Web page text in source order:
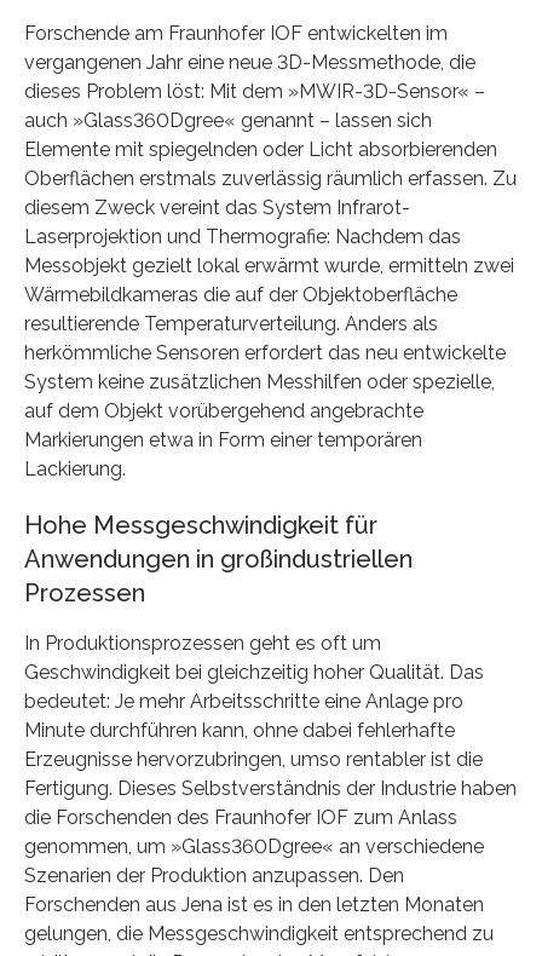
Forschende am Fraunhofer IOF entwickelten im
vergangenen Jahr eine neue 3D-Messmethode, die
dieses Problem löst: Mit dem »MWIR-3D-Sensor« –
auch »Glass360Dgree« genannt – lassen sich
Elemente mit spiegelnden oder Licht absorbierenden
Oberflächen erstmals zuverlässig räumlich erfassen. Zu
diesem Zweck vereint das System Infrarot-
Laserprojektion und Thermografie: Nachdem das
Messobjekt gezielt lokal erwärmt wurde, ermitteln zwei
Wärmebildkameras die auf der Objektoberfläche
resultierende Temperaturverteilung. Anders als
herkömmliche Sensoren erfordert das neu entwickelte
System keine zusätzlichen Messhilfen oder spezielle,
auf dem Objekt vorübergehend angebrachte
Markierungen etwa in Form einer temporären
Lackierung.
Hohe Messgeschwindigkeit für
Anwendungen in großindustriellen
Prozessen
In Produktionsprozessen geht es oft um
Geschwindigkeit bei gleichzeitig hoher Qualität. Das
bedeutet: Je mehr Arbeitsschritte eine Anlage pro
Minute durchführen kann, ohne dabei fehlerhafte
Erzeugnisse hervorzubringen, umso rentabler ist die
Fertigung. Dieses Selbstverständnis der Industrie haben
die Forschenden des Fraunhofer IOF zum Anlass
genommen, um »Glass360Dgree« an verschiedene
Szenarien der Produktion anzupassen. Den
Forschenden aus Jena ist es in den letzten Monaten
gelungen, die Messgeschwindigkeit entsprechend zu